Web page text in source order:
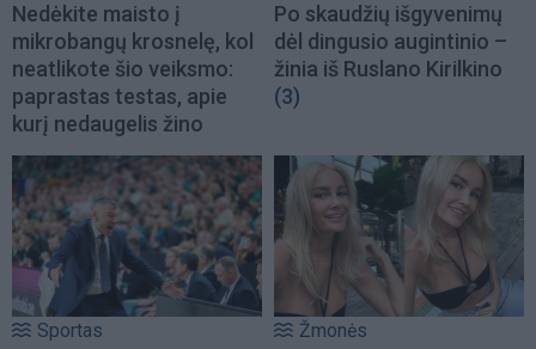
Nedėkite maisto į
mikrobangų krosnelę, kol
neatlikote šio veiksmo:
paprastas testas, apie
kurį nedaugelis žino
Po skaudžių išgyvenimų
dėl dingusio augintinio –
žinia iš Ruslano Kirilkino
(3)
Sportas Žmonės